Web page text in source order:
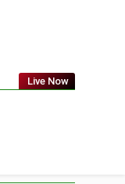
Live Now